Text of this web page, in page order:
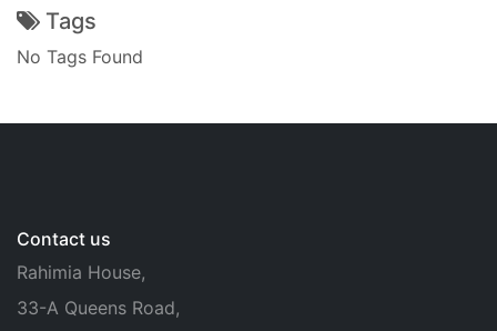
Tags
No Tags Found
Contact us
Rahimia House,
33-A Queens Road,